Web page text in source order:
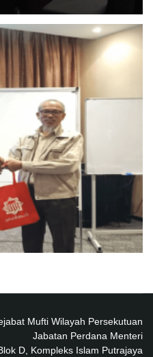
Mufti Wilayah Persekutuan
Jabatan Perdana Menteri
D, Kompleks Islam Putrajaya